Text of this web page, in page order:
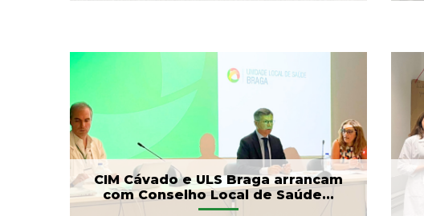
CIM Cávado e ULS Braga arrancam
com Conselho Local de Saúde...
Banco de Sangue recebe
gesto solidário da SIGNA
17 Jul 2026